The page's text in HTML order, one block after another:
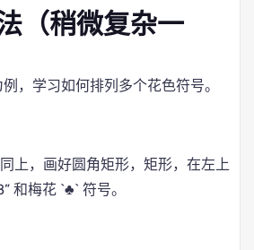
（稍微复杂一
例，学习如何排列多个花色符号。
上，画好圆角矩形，矩形，在左上
和梅花 `♣` 符号。